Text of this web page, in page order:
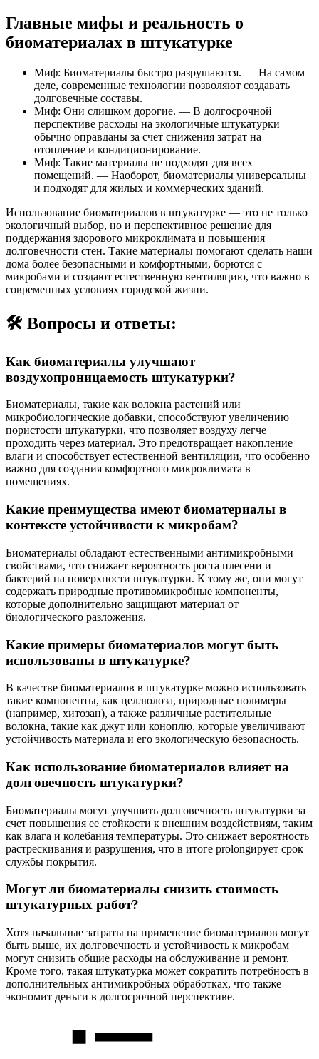
Главные мифы и реальность о
биоматериалах в штукатурке
Миф: Биоматериалы быстро разрушаются. — На самом
деле, современные технологии позволяют создавать
долговечные составы.
Миф: Они слишком дорогие. — В долгосрочной
перспективе расходы на экологичные штукатурки
обычно оправданы за счет снижения затрат на
отопление и кондиционирование.
Миф: Такие материалы не подходят для всех
помещений. — Наоборот, биоматериалы универсальны
и подходят для жилых и коммерческих зданий.
Использование биоматериалов в штукатурке — это не только
экологичный выбор, но и перспективное решение для
поддержания здорового микроклимата и повышения
долговечности стен. Такие материалы помогают сделать наши
дома более безопасными и комфортными, борются с
микробами и создают естественную вентиляцию, что важно в
современных условиях городской жизни.
🛠️ Вопросы и ответы:
Как биоматериалы улучшают
воздухопроницаемость штукатурки?
Биоматериалы, такие как волокна растений или
микробиологические добавки, способствуют увеличению
пористости штукатурки, что позволяет воздуху легче
проходить через материал. Это предотвращает накопление
влаги и способствует естественной вентиляции, что особенно
важно для создания комфортного микроклимата в
помещениях.
Какие преимущества имеют биоматериалы в
контексте устойчивости к микробам?
Биоматериалы обладают естественными антимикробными
свойствами, что снижает вероятность роста плесени и
бактерий на поверхности штукатурки. К тому же, они могут
содержать природные противомикробные компоненты,
которые дополнительно защищают материал от
биологического разложения.
Какие примеры биоматериалов могут быть
использованы в штукатурке?
В качестве биоматериалов в штукатурке можно использовать
такие компоненты, как целлюлоза, природные полимеры
(например, хитозан), а также различные растительные
волокна, такие как джут или коноплю, которые увеличивают
устойчивость материала и его экологическую безопасность.
Как использование биоматериалов влияет на
долговечность штукатурки?
Биоматериалы могут улучшить долговечность штукатурки за
счет повышения ее стойкости к внешним воздействиям, таким
как влага и колебания температуры. Это снижает вероятность
растрескивания и разрушения, что в итоге prolongирует срок
службы покрытия.
Могут ли биоматериалы снизить стоимость
штукатурных работ?
Хотя начальные затраты на применение биоматериалов могут
быть выше, их долговечность и устойчивость к микробам
могут снизить общие расходы на обслуживание и ремонт.
Кроме того, такая штукатурка может сократить потребность в
дополнительных антимикробных обработках, что также
экономит деньги в долгосрочной перспективе.